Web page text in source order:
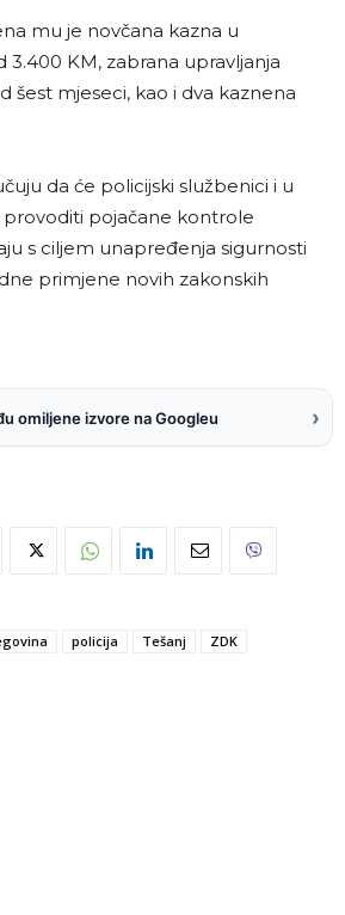
mu je novčana kazna u
KM, zabrana upravljanja
šest mjeseci, kao i dva kaznena
da će policijski službenici i u
pojačane kontrole
s ciljem unapređenja sigurnosti
primjene novih zakonskih
omiljene izvore na Googleu ›
policija Tešanj ZDK